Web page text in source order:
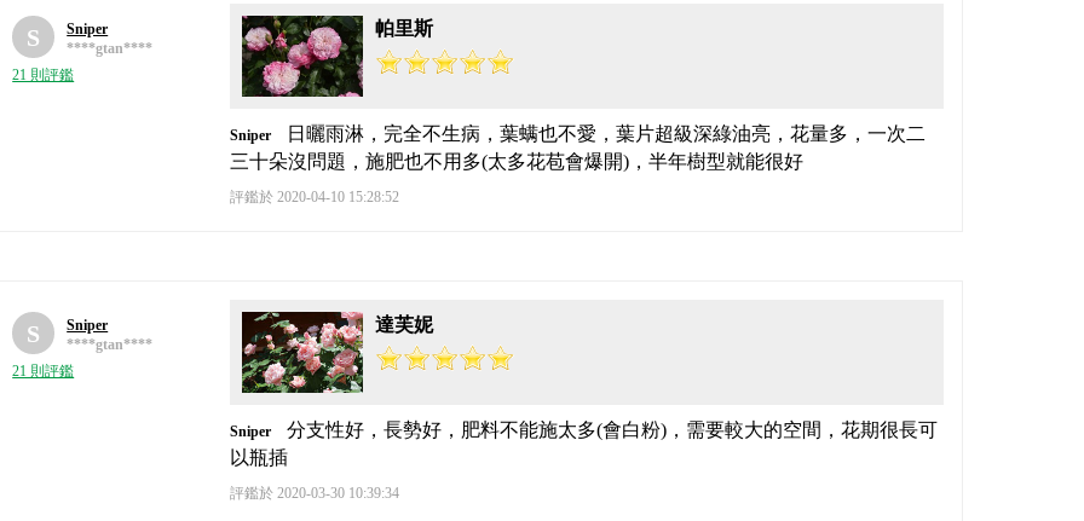
S
Sniper
****gtan****
21 則評鑑
帕里斯
Sniper
日曬雨淋，完全不生病，葉螨也不愛，葉片超級深綠油亮，花量多，一次二
三十朵沒問題，施肥也不用多(太多花苞會爆開)，半年樹型就能很好
評鑑於 2020-04-10 15:28:52
S
Sniper
****gtan****
21 則評鑑
達芙妮
Sniper
分支性好，長勢好，肥料不能施太多(會白粉)，需要較大的空間，花期很長可
以瓶插
評鑑於 2020-03-30 10:39:34